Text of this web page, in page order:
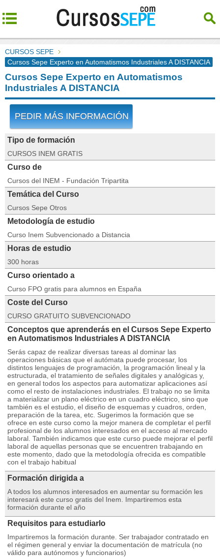
CURSOS SEPE
Cursos Sepe Experto en Automatismos Industriales A DISTANCIA
Cursos Sepe Experto en Automatismos
Industriales A DISTANCIA
PEDIR MÁS INFORMACIÓN
Tipo de formación
CURSOS INEM GRATIS
Curso de
Cursos del INEM - Fundación Tripartita
Temática del Curso
Cursos Sepe Otros
Metodología de estudio
Curso Inem Subvencionado a Distancia
Horas de estudio
300 horas
Curso orientado a
Curso FPO gratis para alumnos en España
Coste del Curso
CURSO GRATUITO SUBVENCIONADO
Conceptos que aprenderás en el Cursos Sepe Experto
en Automatismos Industriales A DISTANCIA
Serás capaz de realizar diversas tareas al dominar las
operaciones básicas que el autómata puede procesar, los
distintos lenguajes de programación, la programación lineal y la
estructurada, el tratamiento de señales digitales y analógicas y,
en general todos los aspectos para automatizar aplicaciones así
como el resto de instalaciones industriales. El trabajo no se limita
a materializar un plano eléctrico en un cuadro eléctrico, sino que
también es el estudio, el diseño de esquemas y cuadros, orden,
preparación de la tarea, etc. Sugerimos la formación que se
ofrece en este curso como la mejor manera de completar el perfil
profesional de los alumnos interesados en el acceso al mercado
laboral. También indicamos que este curso puede mejorar el perfil
laboral de aquellas personas que se encuentren trabajando en
este momento, dado que la metodología ofrecida es compatible
con el trabajo habitual
Formación dirigida a
A todos los alumnos interesados en aumentar su formación les
interesará este curso gratis del Inem. Impartiremos esta
formación durante el año
Requisitos para estudiarlo
Impartiremos la formación durante. Ser trabajador contratado en
el régimen general y enviar la documentación de matrícula (no
válido para autónomos y funcionarios)